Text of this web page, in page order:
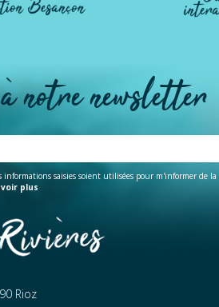
notre newsletter
saisies soient utilisées pour m'informer de la
plus
Rioz